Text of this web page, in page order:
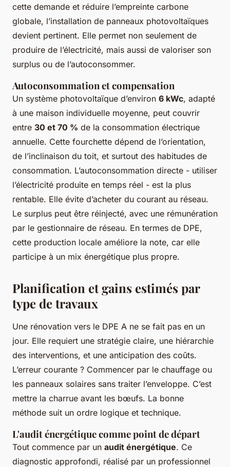
cette demande et réduire l’empreinte carbone
globale, l’installation de panneaux photovoltaïques
devient pertinent. Elle permet non seulement de
produire de l’électricité, mais aussi de valoriser son
surplus ou de l’autoconsommer.
Autoconsommation et compensation
Un système photovoltaïque d’environ 6 kWc, adapté
à une maison individuelle moyenne, peut couvrir
entre 30 et 70 % de la consommation électrique
annuelle. Cette fourchette dépend de l’orientation,
de l’inclinaison du toit, et surtout des habitudes de
consommation. L’autoconsommation directe - utiliser
l’électricité produite en temps réel - est la plus
rentable. Elle évite d’acheter du courant au réseau.
Le surplus peut être réinjecté, avec une rémunération
par le gestionnaire de réseau. En termes de DPE,
cette production locale améliore la note, car elle
participe à un mix énergétique plus propre.
Planification et gains estimés par
type de travaux
Une rénovation vers le DPE A ne se fait pas en un
jour. Elle requiert une stratégie claire, une hiérarchie
des interventions, et une anticipation des coûts.
L’erreur courante ? Commencer par le chauffage ou
les panneaux solaires sans traiter l’enveloppe. C’est
mettre la charrue avant les bœufs. La bonne
méthode suit un ordre logique et technique.
L'audit énergétique comme point de départ
Tout commence par un audit énergétique. Ce
diagnostic approfondi, réalisé par un professionnel